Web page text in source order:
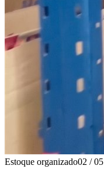
Estoque organizado02 / 05